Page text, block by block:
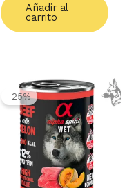
Añadir al
carrito
-25%
El
precio
original
era:
2.70 €.
El
precio
actual
es:
2.03 €.